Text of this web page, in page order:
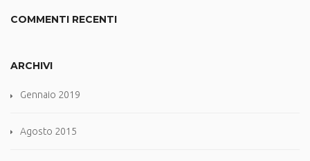
COMMENTI RECENTI
ARCHIVI
Gennaio 2019
Agosto 2015